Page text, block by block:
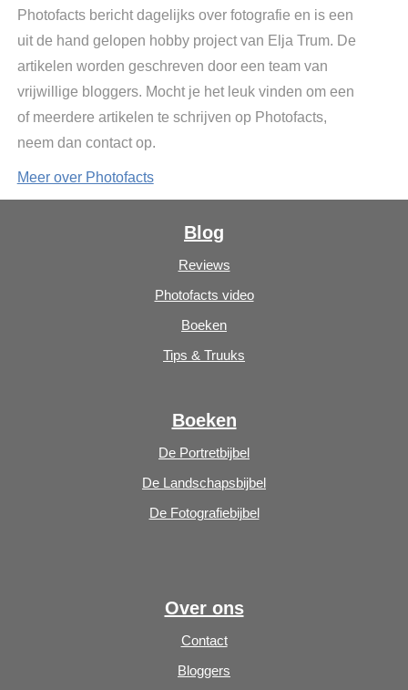
Photofacts bericht dagelijks over fotografie en is een
uit de hand gelopen hobby project van Elja Trum. De
artikelen worden geschreven door een team van
vrijwillige bloggers. Mocht je het leuk vinden om een
of meerdere artikelen te schrijven op Photofacts,
neem dan contact op.
Meer over Photofacts
Blog
Reviews
Photofacts video
Boeken
Tips & Truuks
Boeken
De Portretbijbel
De Landschapsbijbel
De Fotografiebijbel
Over ons
Contact
Bloggers